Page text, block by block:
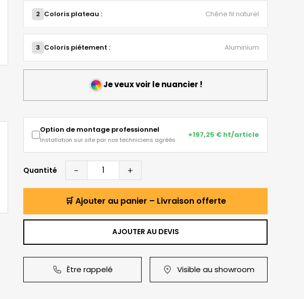
2 Coloris plateau : Chêne fil naturel
3 Coloris piétement : Aluminium
Je veux voir le nuancier !
Option de montage professionnel
Installation sur site par nos techniciens agréés
+197,25 € ht/article
Quantité - +
🛒 Ajouter au panier – Livraison offerte
AJOUTER AU DEVIS
Être rappelé Visible au showroom